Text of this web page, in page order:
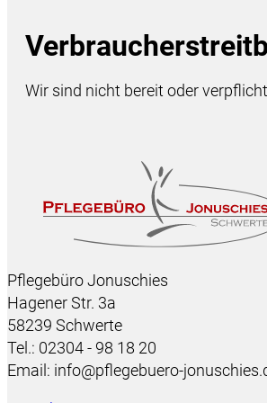
Wir sind nicht bereit oder
Pflegebüro Jonuschies
Hagener Str. 3a
58239 Schwerte
Tel.: 02304 - 98 18 20
Email: info@pflegebuero-